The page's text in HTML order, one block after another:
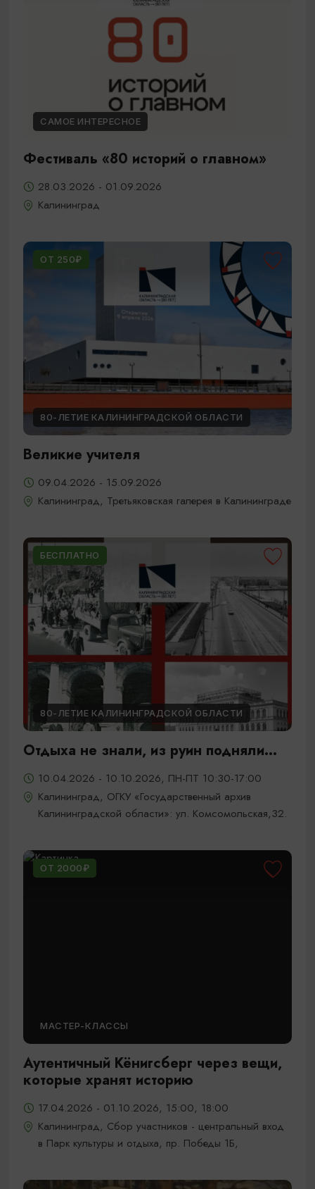
САМОЕ ИНТЕРЕСНОЕ
Фестиваль «80 историй о главном»
28.03.2026 - 01.09.2026
Калининград
ОТ 250₽
80-ЛЕТИЕ КАЛИНИНГРАДСКОЙ ОБЛАСТИ
Великие учителя
09.04.2026 - 15.09.2026
Калининград, Третьяковская галерея в Калининграде
БЕСПЛАТНО
80-ЛЕТИЕ КАЛИНИНГРАДСКОЙ ОБЛАСТИ
Отдыха не знали, из руин подняли...
10.04.2026 - 10.10.2026, ПН-ПТ 10:30-17:00
Калининград, ОГКУ «Государственный архив
Калининградской области»: ул. Комсомольская,32.
ОТ 2000₽
МАСТЕР-КЛАССЫ
Аутентичный Кёнигсберг через вещи,
которые хранят историю
17.04.2026 - 01.10.2026, 15:00, 18:00
Калининград, Сбор участников - центральный вход
в Парк культуры и отдыха, пр. Победы 1Б,